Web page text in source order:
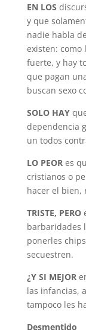
EN LOS
y que
nadie habla
existen: como
fuerte, y hay
que pagan
buscan sexo
SOLO HAY
dependencia
un todos
LO PEOR es
cristianos o
hacer el bien,
TRISTE, PERO
barbaridades
ponerles
secuestren.
¿Y SI MEJOR
las infancias,
tampoco les
Desmentido